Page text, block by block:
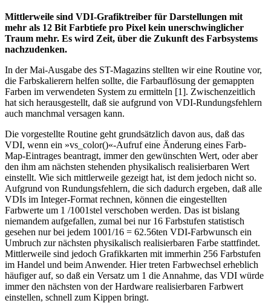
Mittlerweile sind VDI-Grafiktreiber für Darstellungen mit
mehr als 12 Bit Farbtiefe pro Pixel kein unerschwinglicher
Traum mehr. Es wird Zeit, über die Zukunft des Farbsystems
nachzudenken.
In der Mai-Ausgabe des ST-Magazins stellten wir eine Routine vor,
die Farbskalierern helfen sollte, die Farbauflösung der gemappten
Farben im verwendeten System zu ermitteln [1]. Zwischenzeitlich
hat sich herausgestellt, daß sie aufgrund von VDI-Rundungsfehlern
auch manchmal versagen kann.
Die vorgestellte Routine geht grundsätzlich davon aus, daß das
VDI, wenn ein »vs_color()«-Aufruf eine Änderung eines Farb-
Map-Eintrages beantragt, immer den gewünschten Wert, oder aber
den ihm am nächsten stehenden physikalisch realisierbaren Wert
einstellt. Wie sich mittlerweile gezeigt hat, ist dem jedoch nicht so.
Aufgrund von Rundungsfehlern, die sich dadurch ergeben, daß alle
VDIs im Integer-Format rechnen, können die eingestellten
Farbwerte um 1 /1001stel verschoben werden. Das ist bislang
niemandem aufgefallen, zumal bei nur 16 Farbstufen statistisch
gesehen nur bei jedem 1001/16 = 62.56ten VDI-Farbwunsch ein
Umbruch zur nächsten physikalisch realisierbaren Farbe stattfindet.
Mittlerweile sind jedoch Grafikkarten mit immerhin 256 Farbstufen
im Handel und beim Anwender. Hier treten Farbwechsel erheblich
häufiger auf, so daß ein Versatz um 1 die Annahme, das VDI würde
immer den nächsten von der Hardware realisierbaren Farbwert
einstellen, schnell zum Kippen bringt.